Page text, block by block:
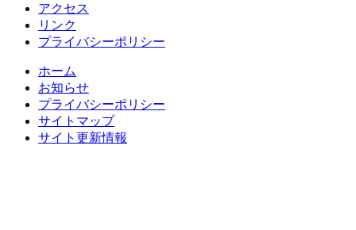
アクセス
リンク
プライバシーポリシー
ホーム
お知らせ
プライバシーポリシー
サイトマップ
サイト更新情報